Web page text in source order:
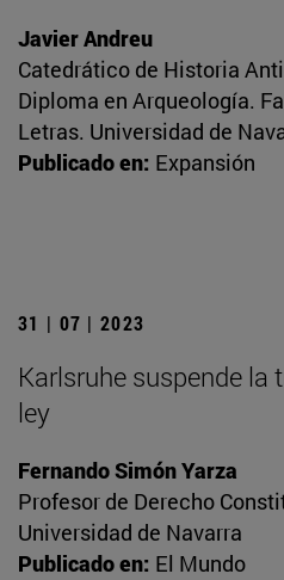
Javier Andreu
Catedrático de Historia
Diploma en Arqueología.
Letras. Universidad de
Publicado en: Expansión
31 | 07 | 2023
Karlsruhe suspende la
ley
Fernando Simón Yarza
Profesor de Derecho
Universidad de Navarra
Publicado en: El Mundo